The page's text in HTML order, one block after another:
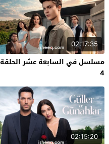
02:17:35
مسلسل في السابعة عشر الحلقة
4
02:15:20